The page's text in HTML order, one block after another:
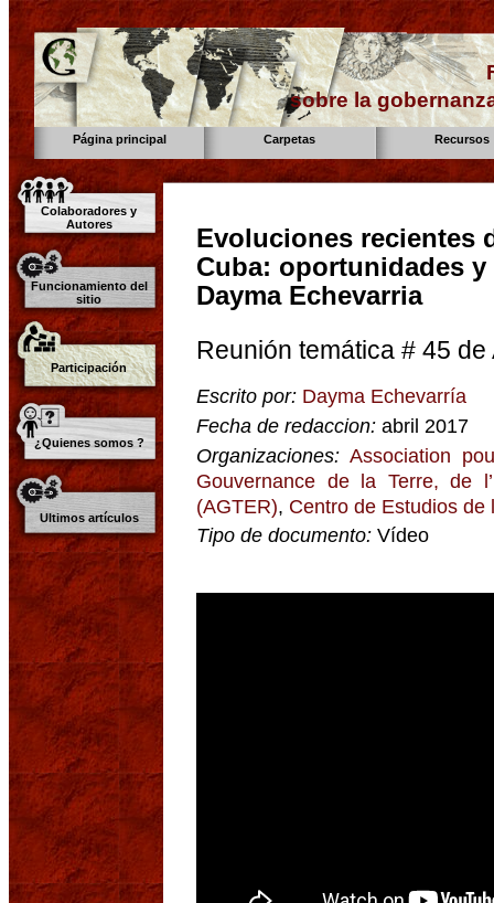
sobre la
Página principal Carpetas Recursos
Colaboradores y
Autores
Funcionamiento del
sitio
Participación
¿Quienes somos ?
Ultimos artículos
Evoluciones recientes
Cuba: oportunidades
Dayma Echevarria
Reunión temática # 45
Escrito por: Dayma Echevarría
Fecha de redaccion: abril 2017
Organizaciones: Association
Gouvernance de la Terre, de
(AGTER), Centro de Estudios
Tipo de documento: Vídeo